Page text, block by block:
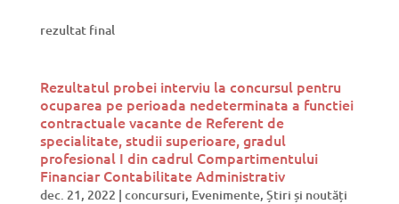
rezultat final
Rezultatul probei interviu la concursul pentru
ocuparea pe perioada nedeterminata a functiei
contractuale vacante de Referent de
specialitate, studii superioare, gradul
profesional I din cadrul Compartimentului
Financiar Contabilitate Administrativ
dec. 21, 2022 | concursuri, Evenimente, Știri și noutăți